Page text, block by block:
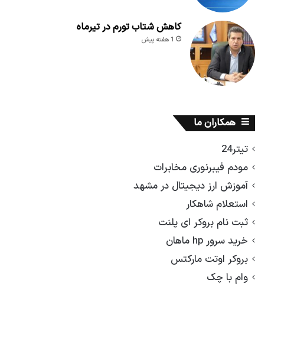
کاهش شتاب تورم در تیرماه
1 هفته پیش
همکاران ما
تیتر24
مودم فیبرنوری مخابرات
آموزش ارز دیجیتال در مشهد
استعلام شاهکار
ثبت نام بروکر ای پلنت
خرید سرور hp ماهان
بروکر اوتت مارکتس
وام با چک